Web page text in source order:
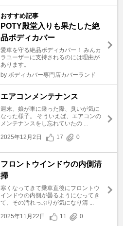
おすすめ記事
POTY殿堂入りも果たした絶
品ボディカバー
愛車を守る絶品ボディカバー！ みんカ
ラユーザーに支持されるのには理由が
あります。
by ボディカバー専門店カバーランド
エアコンメンテナンス
週末、娘が車に乗った際、臭いが気に
なった様子。 そういえば、エアコンの
メンテナンスをし忘れていたの ...
2025年12月2日
17 0
フロントウインドウの内側清
掃
寒くなってきて乗車直後にフロントウ
インドウの内側が曇るようになってき
て、その汚れっぷりが気になり清 ...
2025年11月22日
11 0